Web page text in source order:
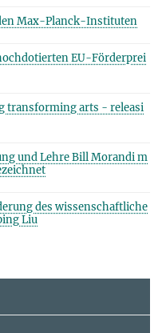
Max-Planck-Instituten
EU-Förderprei
transforming arts - releasi
und Lehre Bill Morandi m
des wissenschaftliche
Liu